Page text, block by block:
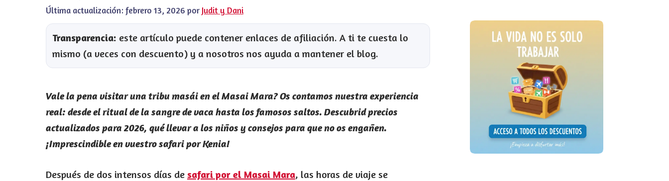
Última actualización: febrero 13, 2026 por Judit y Dani
Transparencia: este artículo puede contener enlaces de afiliación. A ti te cuesta lo
mismo (a veces con descuento) y a nosotros nos ayuda a mantener el blog.
Vale la pena visitar una tribu masái en el Masai Mara? Os contamos nuestra experiencia
real: desde el ritual de la sangre de vaca hasta los famosos saltos. Descubrid precios
actualizados para 2026, qué llevar a los niños y consejos para que no os engañen.
¡Imprescindible en vuestro safari por Kenia!
Después de dos intensos días de safari por el Masai Mara, las horas de viaje se